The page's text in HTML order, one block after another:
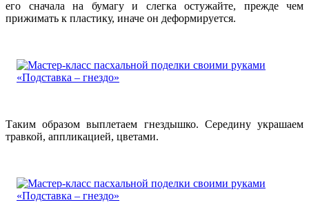
его сначала на бумагу и слегка остужайте, прежде чем
прижимать к пластику, иначе он деформируется.
Таким образом выплетаем гнездышко. Середину украшаем
травкой, аппликацией, цветами.